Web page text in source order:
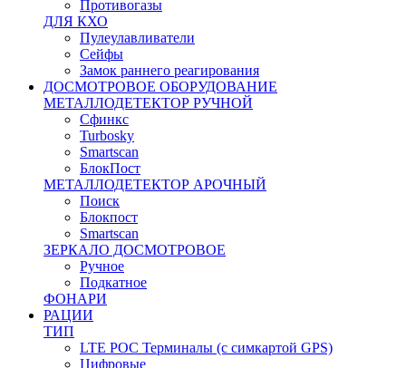
Противогазы
ДЛЯ КХО
Пулеулавливатели
Сейфы
Замок раннего реагирования
ДОСМОТРОВОЕ ОБОРУДОВАНИЕ
МЕТАЛЛОДЕТЕКТОР РУЧНОЙ
Сфинкс
Turbosky
Smartscan
БлокПост
МЕТАЛЛОДЕТЕКТОР АРОЧНЫЙ
Поиск
Блокпост
Smartscan
ЗЕРКАЛО ДОСМОТРОВОЕ
Ручное
Подкатное
ФОНАРИ
РАЦИИ
ТИП
LTE POC Терминалы (с симкартой GPS)
Цифровые